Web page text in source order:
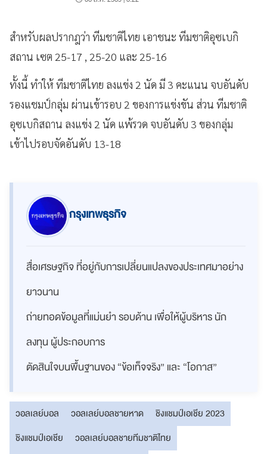
สำหรับผลปรากฎว่า ทีมชาติไทย เอาชนะ ทีมชาติอุซเบกิ
สถาน เซต 25-17 , 25-20 และ 25-16
ทั้งนี้ ทำให้ ทีมชาติไทย ลงแข่ง 2 นัด มี 3 คะแนน จบอันดับ
รองแชมป์กลุ่ม ผ่านเข้ารอบ 2 ของการแข่งขัน ส่วน ทีมชาติ
อุซเบกิสถาน ลงแข่ง 2 นัด แพ้รวด จบอันดับ 3 ของกลุ่ม
เข้าไปรอบจัดอันดับ 13-18
กรุงเทพธุรกิจ
สื่อเศรษฐกิจ ที่อยู่กับการเปลี่ยนแปลงของประเทศมาอย่าง
ยาวนาน
ถ่ายทอดข้อมูลที่แม่นยำ รอบด้าน เพื่อให้ผู้บริหาร นัก
ลงทุน ผู้ประกอบการ
ตัดสินใจบนพื้นฐานของ “ข้อเท็จจริง” และ “โอกาส”
วอลเลย์บอล วอลเลย์บอลชายหาด
ชิงแชมป์เอเชีย 2023
ชิงแชมป์เอเชีย
วอลเลย์บอลชายทีมชาติไทย